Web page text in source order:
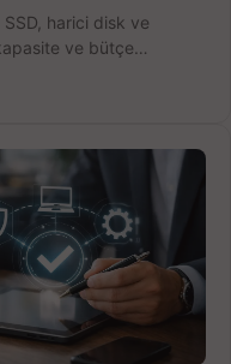
harici disk ve
ve bütçe